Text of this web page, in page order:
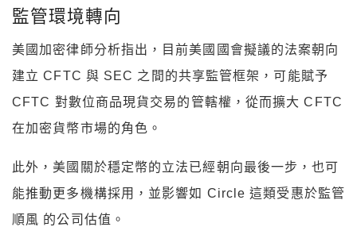
監管環境轉向
美國加密律師分析指出，目前美國國會擬議的法案朝向
建立 CFTC 與 SEC 之間的共享監管框架，可能賦予
CFTC 對數位商品現貨交易的管轄權，從而擴大 CFTC
在加密貨幣市場的角色。
此外，美國關於穩定幣的立法已經朝向最後一步，也可
能推動更多機構採用，並影響如 Circle 這類受惠於監管
順風 的公司估值。